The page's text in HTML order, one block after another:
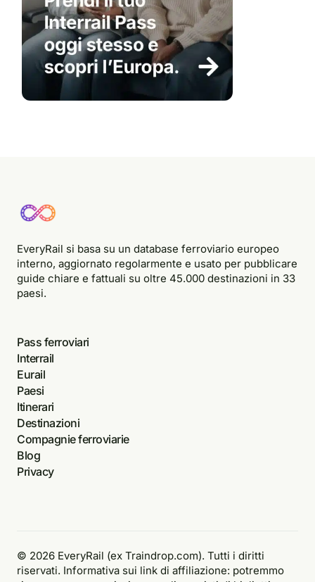
EveryRail si basa su un database ferroviario europeo
interno, aggiornato regolarmente e usato per pubblicare
guide chiare e fattuali su oltre 45.000 destinazioni in 33
paesi.
Pass ferroviari
Interrail
Eurail
Paesi
Itinerari
Destinazioni
Compagnie ferroviarie
Blog
Privacy
© 2026 EveryRail (ex Traindrop.com). Tutti i diritti
riservati. Informativa sui link di affiliazione: potremmo